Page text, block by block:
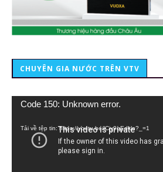
CHUYÊN GIA NƯỚC TRÊN VTV
Trình
Code 150: Unknown error.
Tải về tệp tin: https://youtu.be/lCiy9qEdklo?_=1